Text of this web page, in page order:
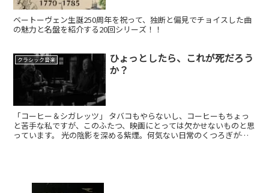
ベートーヴェン生誕250周年を祝って、独断と偏見でチョイスした曲
の魅力と名盤を紹介する20回シリーズ！！
クラシック音楽
ひょっとしたら、これが死だろう
か？
「コーヒー＆シガレッツ」 タバコもやらないし、コーヒーもちょっ
と苦手な私ですが、このふたつ、映画にとっては欠かせないものと思
っています。 光の陰影を深める紫煙。何気ない日常のくつろぎが香